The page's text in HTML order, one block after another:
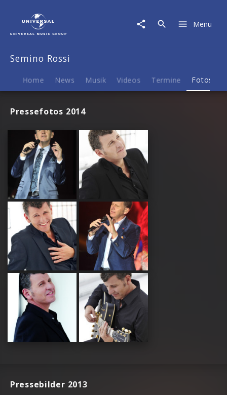
Fotos
Menu
Semino Rossi
Home News Musik Videos Termine Fotos
Pressefotos 2014
Pressebilder 2013